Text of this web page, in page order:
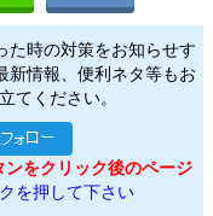
た時の対策をお知らせす
新情報、便利ネタ等もお
てください。
ンをクリック後のページ
を押して下さい